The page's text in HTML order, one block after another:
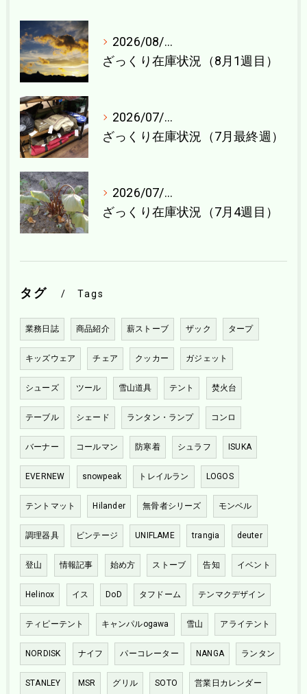
2026/08/04
ざっくり在庫状況（8月1週目）
2026/07/27
ざっくり在庫状況（7月最終週）
2026/07/21
ざっくり在庫状況（7月4週目）
タグ Tags
業務日誌 商品紹介 薪ストーブ ザック タープ
キッズウェア チェア クッカー ガジェット
シューズ ツール 雪山道具 テント 焚火台
テーブル シェード ランタン・ランプ コンロ
バーナー コールマン 防寒着 シュラフ ISUKA
EVERNEW snowpeak トレイルラン LOGOS
テントマット Hilander 無骨者シリーズ モンベル
調理器具 ビンテージ UNIFLAME trangia deuter
登山 情報記事 始め方 ストーブ 告知 イベント
Helinox イス DoD タフドーム テンマクデザイン
ティピーテント キャンパルogawa 雪山 アライテント
NORDISK ナイフ パーコレーター NANGA ランタン
STANLEY MSR グリル SOTO 営業日カレンダー